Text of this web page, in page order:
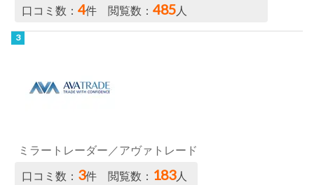
口コミ数：4件 閲覧数：485 人
ミラートレーダー／アヴァトレード
口コミ数： 3件 閲覧数： 183人